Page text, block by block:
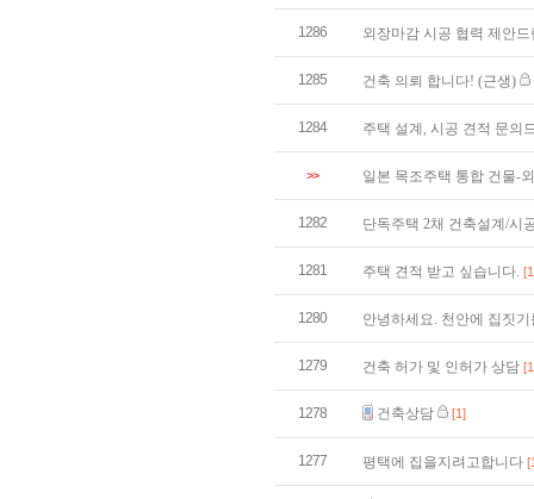
1286 외장마감 시공 협력 제안
1285 건축 의뢰 합니다! (근생)
1284 주택 설계, 시공 견적 문의
>> 일본 목조주택 통합 건물-
1282 단독주택 2채 건축설계/시
1281 주택 견적 받고 싶습니다.
1280 안녕하세요. 천안에 집짓
1279 건축 허가 및 인허가 상담
1278 건축상담 [1]
1277 평택에 집을지려고합니다